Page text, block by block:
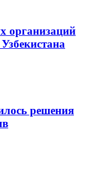
организаций
решения